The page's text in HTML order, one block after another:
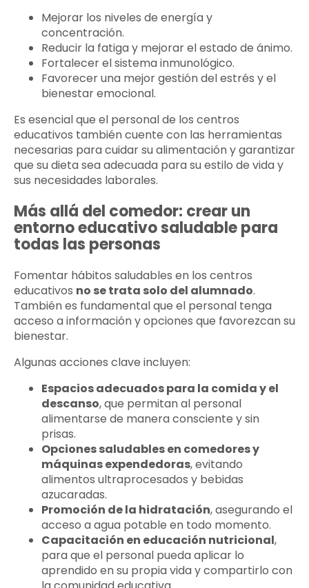
Mejorar los niveles de energía y
concentración.
Reducir la fatiga y mejorar el estado de ánimo.
Fortalecer el sistema inmunológico.
Favorecer una mejor gestión del estrés y el
bienestar emocional.
Es esencial que el personal de los centros
educativos también cuente con las herramientas
necesarias para cuidar su alimentación y garantizar
que su dieta sea adecuada para su estilo de vida y
sus necesidades laborales.
Más allá del comedor: crear un
entorno educativo saludable para
todas las personas
Fomentar hábitos saludables en los centros
educativos no se trata solo del alumnado.
También es fundamental que el personal tenga
acceso a información y opciones que favorezcan su
bienestar.
Algunas acciones clave incluyen:
Espacios adecuados para la comida y el
descanso, que permitan al personal
alimentarse de manera consciente y sin
prisas.
Opciones saludables en comedores y
máquinas expendedoras, evitando
alimentos ultraprocesados y bebidas
azucaradas.
Promoción de la hidratación, asegurando el
acceso a agua potable en todo momento.
Capacitación en educación nutricional,
para que el personal pueda aplicar lo
aprendido en su propia vida y compartirlo con